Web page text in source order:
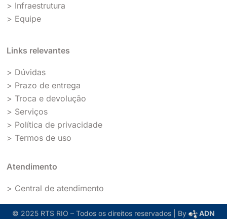
> Infraestrutura
> Equipe
Links relevantes
> Dúvidas
> Prazo de entrega
> Troca e devolução
> Serviços
> Política de privacidade
> Termos de uso
Atendimento
> Central de atendimento
© 2025 RTS RIO – Todos os direitos reservados | By
ADN